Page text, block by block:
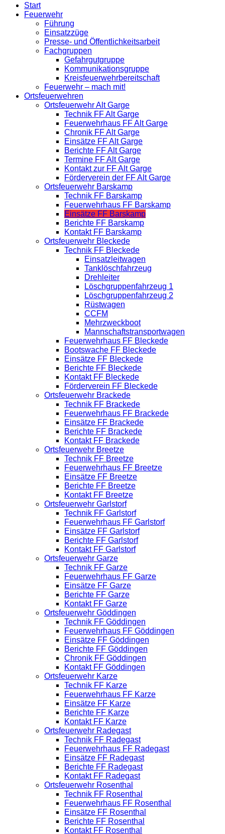
Start
Feuerwehr
Führung
Einsatzzüge
Presse- und Öffentlichkeitsarbeit
Fachgruppen
Gefahrgutgruppe
Kommunikationsgruppe
Kreisfeuerwehrbereitschaft
Feuerwehr – mach mit!
Ortsfeuerwehren
Ortsfeuerwehr Alt Garge
Technik FF Alt Garge
Feuerwehrhaus FF Alt Garge
Chronik FF Alt Garge
Einsätze FF Alt Garge
Berichte FF Alt Garge
Termine FF Alt Garge
Kontakt zur FF Alt Garge
Förderverein der FF Alt Garge
Ortsfeuerwehr Barskamp
Technik FF Barskamp
Feuerwehrhaus FF Barskamp
Einsätze FF Barskamp
Berichte FF Barskamp
Kontakt FF Barskamp
Ortsfeuerwehr Bleckede
Technik FF Bleckede
Einsatzleitwagen
Tanklöschfahrzeug
Drehleiter
Löschgruppenfahrzeug 1
Löschgruppenfahrzeug 2
Rüstwagen
CCFM
Mehrzweckboot
Mannschaftstransportwagen
Feuerwehrhaus FF Bleckede
Bootswache FF Bleckede
Einsätze FF Bleckede
Berichte FF Bleckede
Kontakt FF Bleckede
Förderverein FF Bleckede
Ortsfeuerwehr Brackede
Technik FF Brackede
Feuerwehrhaus FF Brackede
Einsätze FF Brackede
Berichte FF Brackede
Kontakt FF Brackede
Ortsfeuerwehr Breetze
Technik FF Breetze
Feuerwehrhaus FF Breetze
Einsätze FF Breetze
Berichte FF Breetze
Kontakt FF Breetze
Ortsfeuerwehr Garlstorf
Technik FF Garlstorf
Feuerwehrhaus FF Garlstorf
Einsätze FF Garlstorf
Berichte FF Garlstorf
Kontakt FF Garlstorf
Ortsfeuerwehr Garze
Technik FF Garze
Feuerwehrhaus FF Garze
Einsätze FF Garze
Berichte FF Garze
Kontakt FF Garze
Ortsfeuerwehr Göddingen
Technik FF Göddingen
Feuerwehrhaus FF Göddingen
Einsätze FF Göddingen
Berichte FF Göddingen
Chronik FF Göddingen
Kontakt FF Göddingen
Ortsfeuerwehr Karze
Technik FF Karze
Feuerwehrhaus FF Karze
Einsätze FF Karze
Berichte FF Karze
Kontakt FF Karze
Ortsfeuerwehr Radegast
Technik FF Radegast
Feuerwehrhaus FF Radegast
Einsätze FF Radegast
Berichte FF Radegast
Kontakt FF Radegast
Ortsfeuerwehr Rosenthal
Technik FF Rosenthal
Feuerwehrhaus FF Rosenthal
Einsätze FF Rosenthal
Berichte FF Rosenthal
Kontakt FF Rosenthal